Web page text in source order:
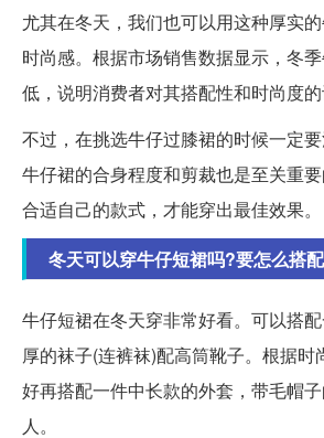
尤其在冬天，我们也可以用这种厚实
时尚感。根据市场销售数据显示，冬
低，说明消费者对其搭配性和时尚度的
不过，在挑选牛仔过膝裙的时候一定要
牛仔裙的合身程度和剪裁也是至关重
合适自己的款式，才能穿出最佳效果。
冬天可以穿牛仔短裙吗?要怎么搭配
牛仔短裙在冬天穿非常好看。可以搭
厚的袜子(连裤袜)配高筒靴子。根据时
好再搭配一件中长款的外套，带毛帽
人。